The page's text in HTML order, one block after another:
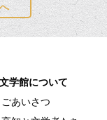
文学館について
ごあいさつ